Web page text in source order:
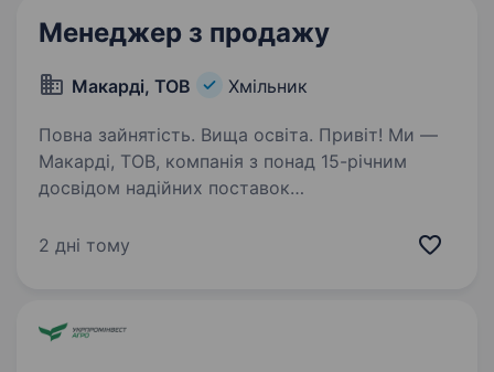
Менеджер з продажу
Макарді, ТОВ Хмільник
Повна зайнятість. Вища освіта. Привіт! Ми —
Макарді, ТОВ, компанія з понад 15-річним
досвідом надійних поставок
Європи, Азії та Африки. Наша команда цінує
2 дні тому